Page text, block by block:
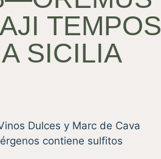
TEMPOS
SICILIA
Dulces y Marc de Cava
contiene sulfitos